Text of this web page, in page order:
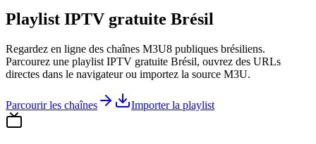
Playlist IPTV gratuite Brésil
Regardez en ligne des chaînes M3U8 publiques brésiliens.
Parcourez une playlist IPTV gratuite Brésil, ouvrez des URLs
directes dans le navigateur ou importez la source M3U.
Parcourir les chaînes Importer la playlist